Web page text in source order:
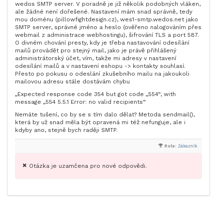
wedos SMTP server. V poradně je již několik podobných vláken,
ale žádné není dořešené. Nastavení mám snad správně, tedy
mou doménu (pillowfightdesign.cz), wes1-smtp.wedos.net jako
SMTP server, správné jméno a heslo (ověřeno nalogováním přes
webmail z administrace webhostingu), šifrování TLS a port 587.
O divném chování presty, kdy je třeba nastavování odesílání
mailů provádět pro stejný mail, jako je právě přihlášený
administrátorský účet, vím, takže mi adresy v nastavení
odesílání mailů a v nastavení eshopu -> kontakty souhlasí.
Přesto po pokusu o odeslání zkušebního mailu na jakoukoli
mailovou adresu stále dostávám chybu
„Expected response code 354 but got code „554“, with
message „554 5.5.1 Error: no valid recipients“
Nemáte tušení, co by se s tím dalo dělat? Metoda sendmail(),
která by už snad měla být opravená mi též nefunguje, ale i
kdyby ano, stejně bych raději SMTP.
Role: Zákazník
Otázka je uzamčena pro nové odpovědi.